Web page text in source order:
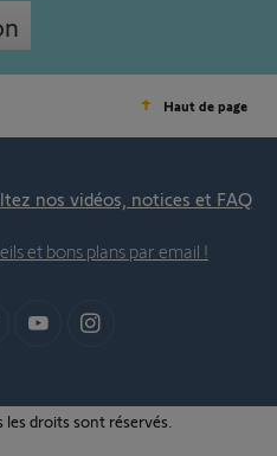
Haut de page
nos vidéos, notices et FAQ
et bons plans par email !
droits sont réservés.